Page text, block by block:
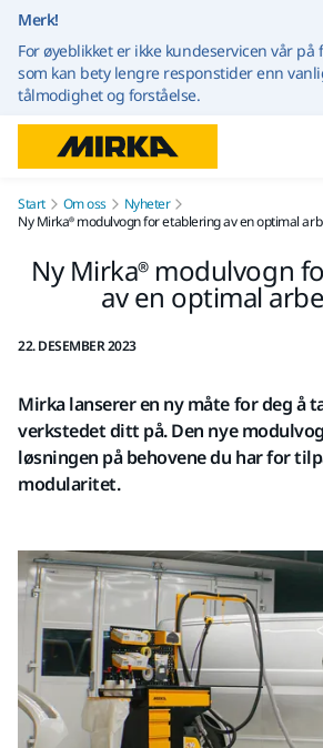
Merk!
For øyeblikket er ikke kundeservicen vår på
som kan bety lengre responstider enn
tålmodighet og forståelse.
Start Om oss
Nyheter
Ny Mirka® modulvogn for etablering av en optimal
Ny Mirka® modulvogn
av en optimal
22. DESEMBER 2023
Mirka lanserer en ny måte for deg å
verkstedet ditt på. Den nye
løsningen på behovene du har for
modularitet.